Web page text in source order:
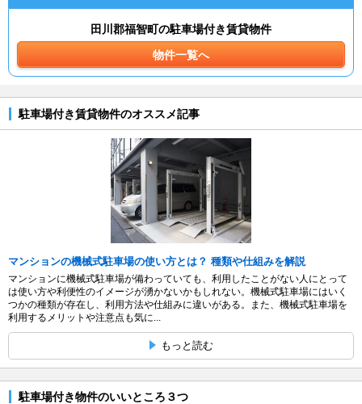
田川郡福智町の駐車場付き賃貸物件
物件一覧へ
駐車場付き賃貸物件のオススメ記事
マンションの機械式駐車場の使い方とは？ 種類や仕組みを解説
マンションに機械式駐車場が備わっていても、利用したことがない人にとって
は使い方や利便性のイメージが湧かないかもしれない。機械式駐車場にはいく
つかの種類が存在し、利用方法や仕組みに違いがある。また、機械式駐車場を
利用するメリットや注意点も気に...
もっと読む
駐車場付き物件のいいところ３つ